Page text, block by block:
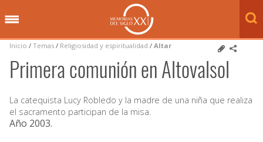
Inicio / Temas / Religiosidad y espiritualidad / Altar
Primera comunión en Altovalsol
La catequista Lucy Robledo y la madre de una niña que realiza
el sacramento participan de la misa.
Año 2003.